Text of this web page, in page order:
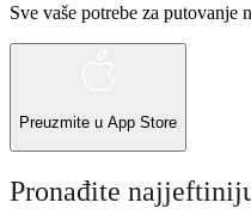
Sve vaše potrebe za putovanje
Preuzmite u App Store
Pronađite